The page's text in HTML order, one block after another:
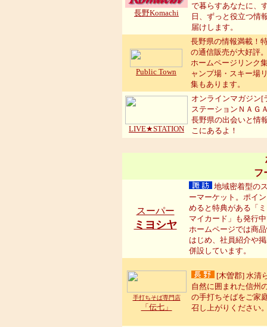
長野Komachi
で暮らすあなたに、
日、ずっと役立つ情
届けします。
Public Town
長野県の情報満載！
の通信販売が大好評
ホームページリンク
ャンプ場・スキー場
集もあります。
LIVE★STATION
オンラインマガジン[
ステーションＮＡＧ
長野県の出会いと情
こにあるよ！
フ
スーパー
ミヨシヤ
地域密着型の
ーマーケット。ポイ
めると特典がある「
マイカード」も発行
ホームページでは商
はじめ、社員紹介や
併設しています。
手打ちそば専門店
「伝七」
[木曽郡] 水清
自然に囲まれた信州
の手打ちそばをご家
召し上がりください